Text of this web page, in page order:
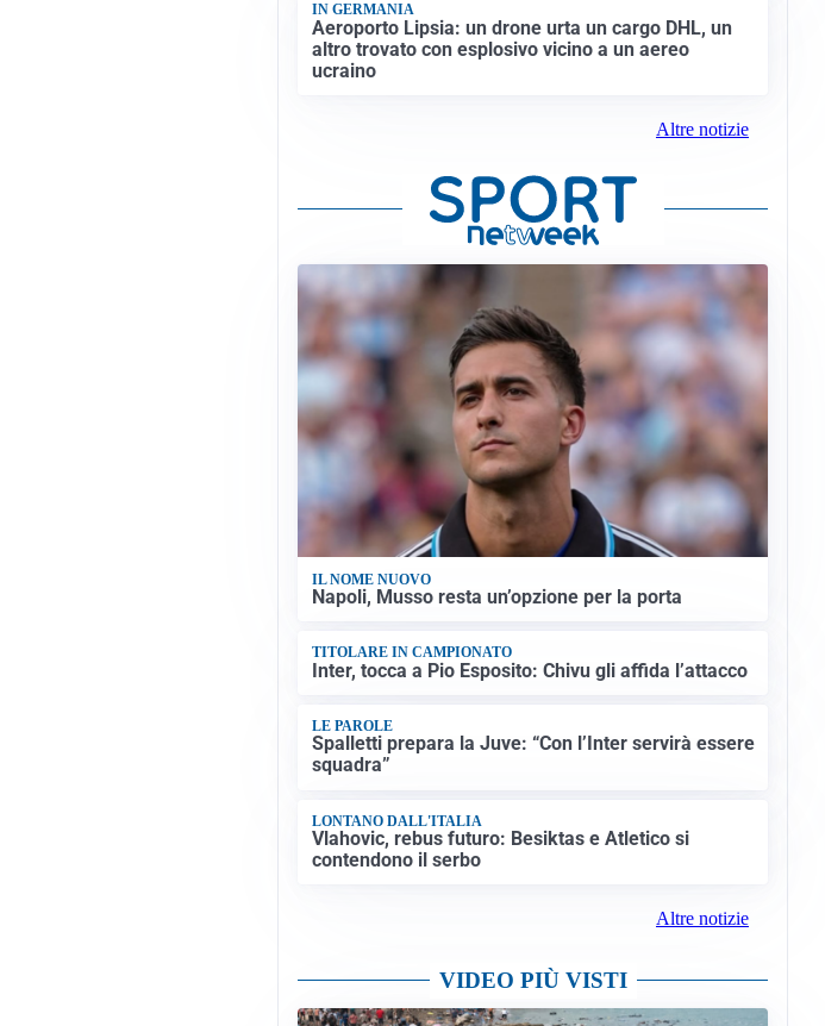
IN GERMANIA
Aeroporto Lipsia: un drone urta un cargo DHL, un
altro trovato con esplosivo vicino a un aereo
ucraino
Altre notizie
IL NOME NUOVO
Napoli, Musso resta un’opzione per la porta
TITOLARE IN CAMPIONATO
Inter, tocca a Pio Esposito: Chivu gli affida l’attacco
LE PAROLE
Spalletti prepara la Juve: “Con l’Inter servirà essere
squadra”
LONTANO DALL'ITALIA
Vlahovic, rebus futuro: Besiktas e Atletico si
contendono il serbo
Altre notizie
VIDEO PIÙ VISTI